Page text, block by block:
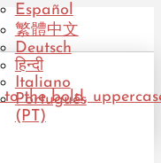
Español
繁體中文
Deutsch
हिन्दी
Italiano
Português
(PT)